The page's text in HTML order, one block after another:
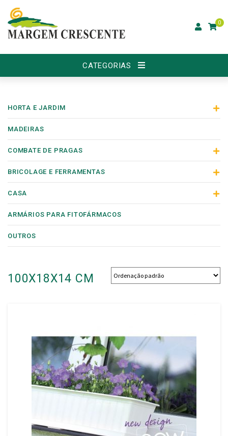
0
CATEGORIAS
HORTA E JARDIM
MADEIRAS
COMBATE DE PRAGAS
BRICOLAGE E FERRAMENTAS
CASA
ARMÁRIOS PARA FITOFÁRMACOS
OUTROS
100X18X14 CM